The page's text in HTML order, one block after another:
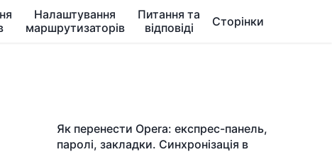
Налаштування
маршрутизаторів
Питання та
відповіді
Сторінки
Як перенести Opera: експрес-панель,
паролі, закладки. Синхронізація в